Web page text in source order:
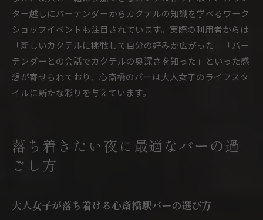
ター越しにバーテンダーからカクテルの知識を学べるワーク
ショップイベントも注目されています。実際の利用者からは
「新しいカクテルに挑戦して自分の好みが広がった」「バー
テンダーとの会話でカクテルの奥深さを知った」といった感
想が寄せられており、心斎橋のバーは大人女子のライフスタ
イルに新たな彩りを与えています。
落ち着きたい夜に最適なバーの過
ごし方
大人女子が落ち着ける心斎橋駅バーの選び方